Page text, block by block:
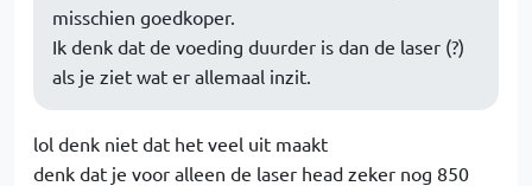
misschien goedkoper.
Ik denk dat de voeding duurder is dan de laser (?)
als je ziet wat er allemaal inzit.
lol denk niet dat het veel uit maakt
denk dat je voor alleen de laser head zeker nog 850